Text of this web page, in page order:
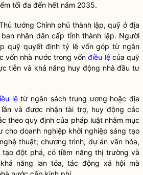
tối đa đến hết năm 2035.
tướng Chính phủ thành lập, quỹ ở địa
nhân dâncấp tỉnh thành lập. Người
quỹ quyết định tỷ lệ vốn góp từ ngân
vốn nhà nước trong vốnđiều lệcủa quỹ
tiễn và khả năng huy động nhà đầu tư
lệtừ ngân sách trung ương hoặc địa
và được nhận tài trợ, huy động các
theo quy định của pháp luậtnhằm mục
cho doanh nghiệp khởi nghiệp sáng tạo
thuật; chương trình, dự án văn hóa,
đột phá, có tiềm năng thị trường và
năng lan tỏa, tác động xã hội mà